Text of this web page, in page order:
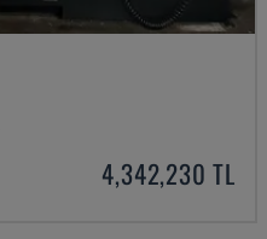
4,342,230 TL